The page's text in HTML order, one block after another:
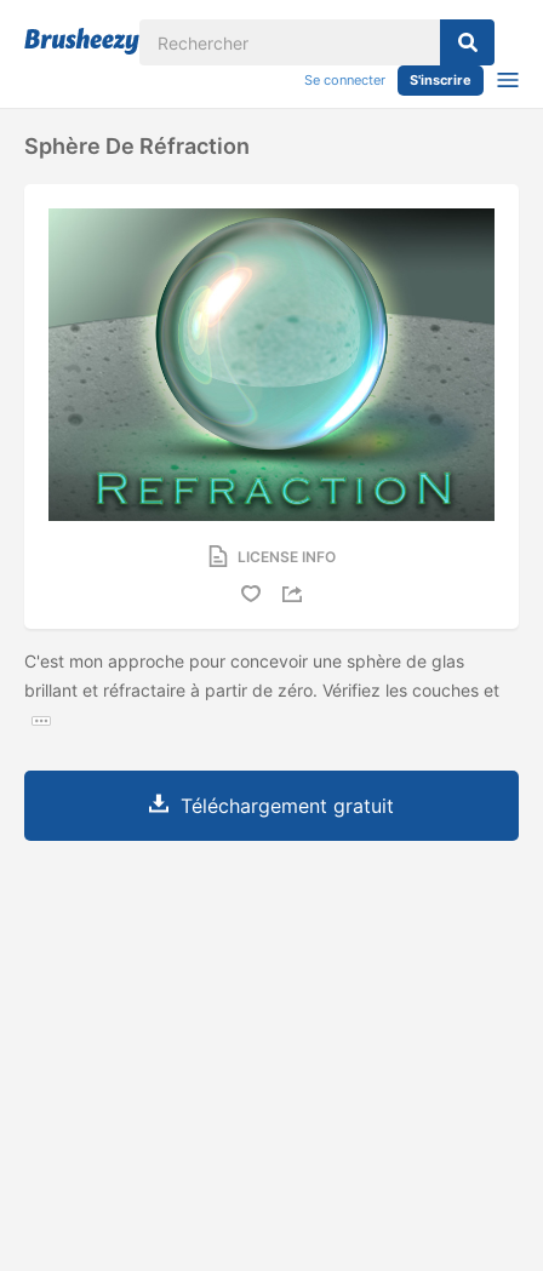
Se connecter S'inscrire
Sphère De Réfraction
LICENSE INFO
C'est mon approche pour concevoir une sphère de glas
brillant et réfractaire à partir de zéro. Vérifiez les couches et
Téléchargement gratuit